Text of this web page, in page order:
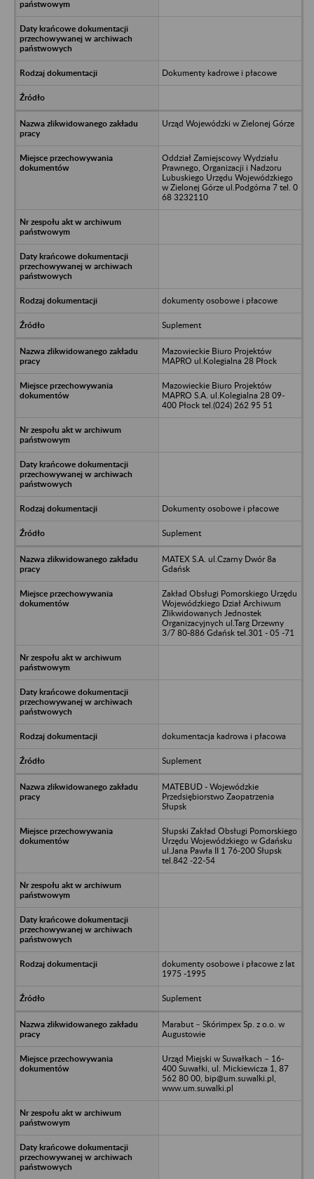
Dokumenty kadrowe i płacowe
Urząd Wojewódzki w Zielonej Górze
Oddział Zamiejscowy Wydziału
Prawnego, Organizacji i Nadzoru
Lubuskiego Urzędu Wojewódzkiego
w Zielonej Górze ul.Podgórna 7 tel. 0
68 3232110
dokumenty osobowe i płacowe
Suplement
Mazowieckie Biuro Projektów
MAPRO ul.Kolegialna 28 Płock
Mazowieckie Biuro Projektów
MAPRO S.A. ul.Kolegialna 28 09-
400 Płock tel.(024) 262 95 51
Dokumenty osobowe i płacowe
Suplement
MATEX S.A. ul.Czarny Dwór 8a
Gdańsk
Zakład Obsługi Pomorskiego Urzędu
Wojewódzkiego Dział Archiwum
Zlikwidowanych Jednostek
Organizacyjnych ul.Targ Drzewny
3/7 80-886 Gdańsk tel.301 - 05 -71
dokumentacja kadrowa i płacowa
Suplement
MATEBUD - Wojewódzkie
Przedsiębiorstwo Zaopatrzenia
Słupsk
Słupski Zakład Obsługi Pomorskiego
Urzędu Wojewódzkiego w Gdańsku
ul.Jana Pawła II 1 76-200 Słupsk
tel.842 -22-54
dokumenty osobowe i płacowe z lat
1975 -1995
Suplement
Marabut – Skórimpex Sp. z o.o. w
Augustowie
Urząd Miejski w Suwałkach – 16-
400 Suwałki, ul. Mickiewicza 1, 87
562 80 00, bip@um.suwalki.pl,
www.um.suwalki.pl